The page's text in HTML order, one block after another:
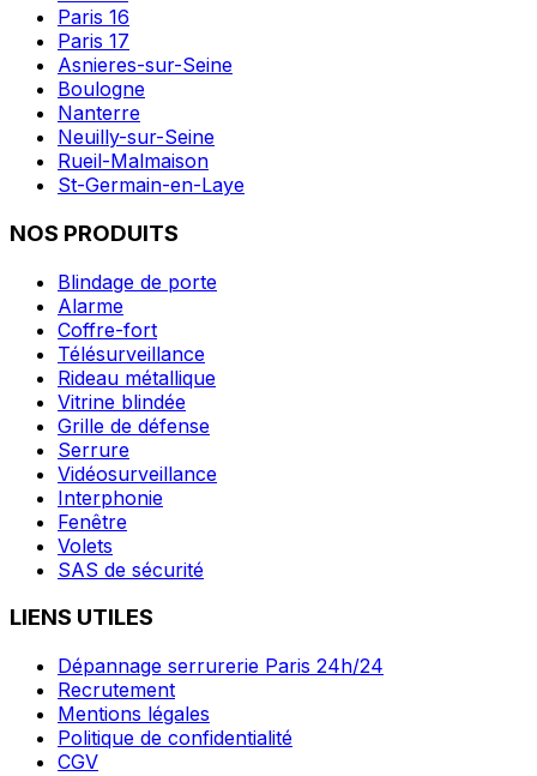
Paris 16
Paris 17
Asnieres-sur-Seine
Boulogne
Nanterre
Neuilly-sur-Seine
Rueil-Malmaison
St-Germain-en-Laye
NOS PRODUITS
Blindage de porte
Alarme
Coffre-fort
Télésurveillance
Rideau métallique
Vitrine blindée
Grille de défense
Serrure
Vidéosurveillance
Interphonie
Fenêtre
Volets
SAS de sécurité
LIENS UTILES
Dépannage serrurerie Paris 24h/24
Recrutement
Mentions légales
Politique de confidentialité
CGV